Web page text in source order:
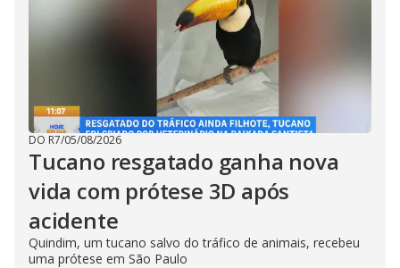
DO R7/05/08/2026
Tucano resgatado ganha nova
vida com prótese 3D após
acidente
Quindim, um tucano salvo do tráfico de animais, recebeu
uma prótese em São Paulo